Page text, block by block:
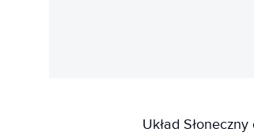
Układ